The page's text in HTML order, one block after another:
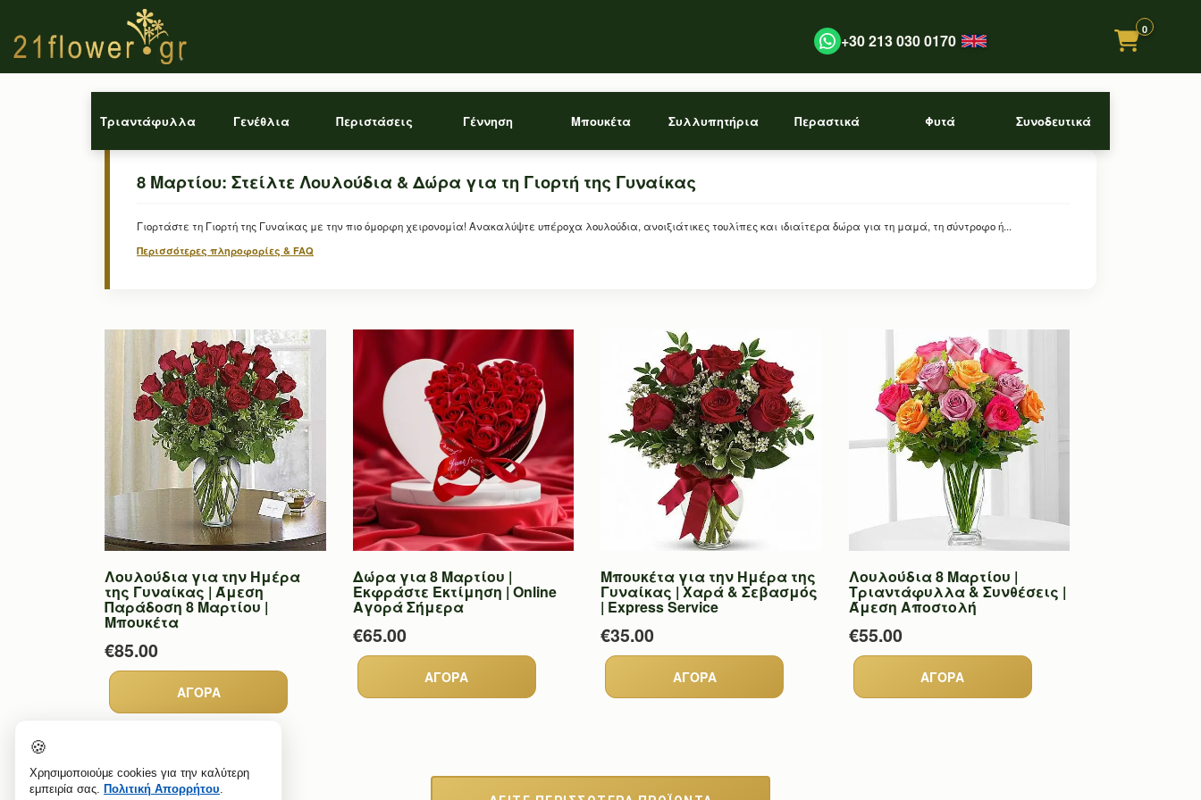
+30 213 030 0170
0
Τριαντάφυλλα Γενέθλια Περιστάσεις Γέννηση Μπουκέτα Συλλυπητήρια Περαστικά Φυτά Συνοδευτικά
8 Μαρτίου: Στείλτε Λουλούδια & Δώρα για τη Γιορτή της Γυναίκας
Γιορτάστε τη Γιορτή της Γυναίκας με την πιο όμορφη χειρονομία! Ανακαλύψτε υπέροχα λουλούδια, ανοιξιάτικες τουλίπες και ιδιαίτερα δώρα για τη μαμά, τη σύντροφο ή...
Περισσότερες πληροφορίες & FAQ
Λουλούδια για την Ημέρα
της Γυναίκας | Άμεση
Παράδοση 8 Μαρτίου |
Μπουκέτα
€85.00
Δώρα για 8 Μαρτίου |
Εκφράστε Εκτίμηση | Online
Αγορά Σήμερα
€65.00
Μπουκέτα για την Ημέρα της
Γυναίκας | Χαρά & Σεβασμός
| Express Service
€35.00
Λουλούδια 8 Μαρτίου |
Τριαντάφυλλα & Συνθέσεις |
Άμεση Αποστολή
€55.00
🍪
Χρησιμοποιούμε cookies για την καλύτερη
εμπειρία σας. Πολιτική Απορρήτου.